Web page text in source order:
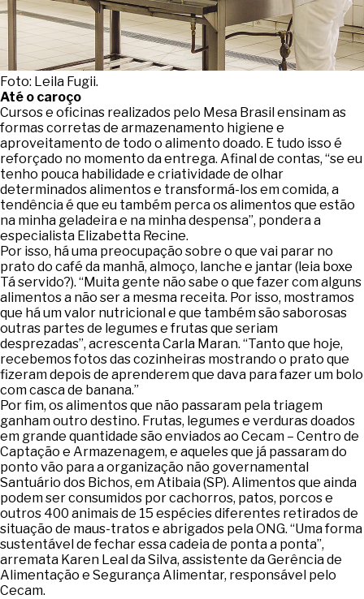
Foto: Leila Fugii.
Até o caroço
Cursos e oficinas realizados pelo Mesa Brasil ensinam as
formas corretas de armazenamento higiene e
aproveitamento de todo o alimento doado. E tudo isso é
reforçado no momento da entrega. Afinal de contas, “se eu
tenho pouca habilidade e criatividade de olhar
determinados alimentos e transformá-los em comida, a
tendência é que eu também perca os alimentos que estão
na minha geladeira e na minha despensa”, pondera a
especialista Elizabetta Recine.
Por isso, há uma preocupação sobre o que vai parar no
prato do café da manhã, almoço, lanche e jantar (leia boxe
Tá servido?). “Muita gente não sabe o que fazer com alguns
alimentos a não ser a mesma receita. Por isso, mostramos
que há um valor nutricional e que também são saborosas
outras partes de legumes e frutas que seriam
desprezadas”, acrescenta Carla Maran. “Tanto que hoje,
recebemos fotos das cozinheiras mostrando o prato que
fizeram depois de aprenderem que dava para fazer um bolo
com casca de banana.”
Por fim, os alimentos que não passaram pela triagem
ganham outro destino. Frutas, legumes e verduras doados
em grande quantidade são enviados ao Cecam – Centro de
Captação e Armazenagem, e aqueles que já passaram do
ponto vão para a organização não governamental
Santuário dos Bichos, em Atibaia (SP). Alimentos que ainda
podem ser consumidos por cachorros, patos, porcos e
outros 400 animais de 15 espécies diferentes retirados de
situação de maus-tratos e abrigados pela ONG. “Uma forma
sustentável de fechar essa cadeia de ponta a ponta”,
arremata Karen Leal da Silva, assistente da Gerência de
Alimentação e Segurança Alimentar, responsável pelo
Cecam.